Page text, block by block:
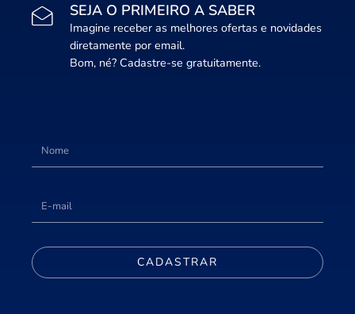
SEJA O PRIMEIRO A SABER
Imagine receber as melhores ofertas e novidades
diretamente por email.
Bom, né? Cadastre-se gratuitamente.
CADASTRAR